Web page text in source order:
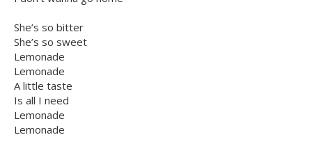
She’s so bitter
She’s so sweet
Lemonade
Lemonade
A little taste
Is all I need
Lemonade
Lemonade